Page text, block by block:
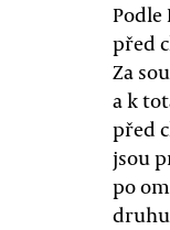
Podle
před
Za
a k
před
jsou
po